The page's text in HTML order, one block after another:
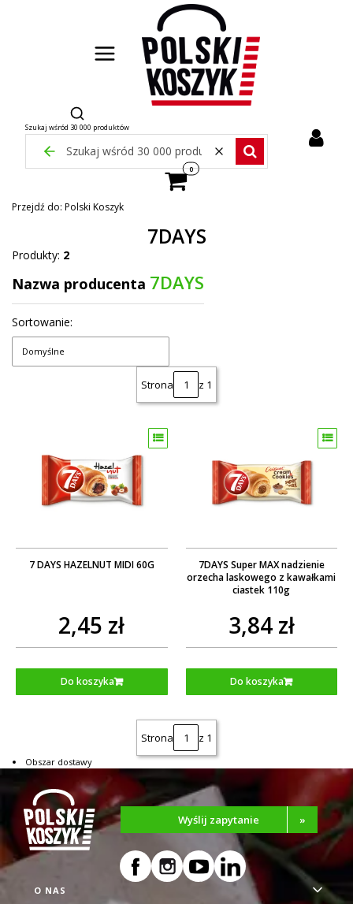
Otwórz wyszukiwarkę
Szukaj wśród 30 000 produktów
Zamknij wyszukiwarkę WyczyśćSzukaj wśród 30 000
Produkty w koszyku: 0. Zobacz
Przejdź do: Polski Koszyk
7DAYS
Produkty: 2
Nazwa producenta 7DAYS
Lista produktów
Sortowanie:
Domyślne
Strona z 1
7 DAYS HAZELNUT MIDI 60G
2,45 zł
Do koszyka
7DAYS Super MAX nadzienie
orzecha laskowego z kawałkami
ciastek 110g
3,84 zł
Do koszyka
Strona z 1
Obszar dostawy
Linki w stopce
O NAS
Wyślij zapytanie »